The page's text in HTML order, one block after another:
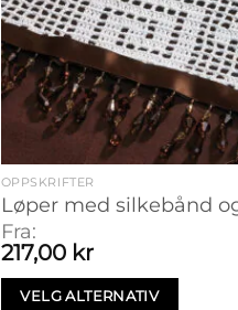
OPPSKRIFTER
Løper med silkebånd
Fra:
217,00 kr
VELG ALTERNATIV